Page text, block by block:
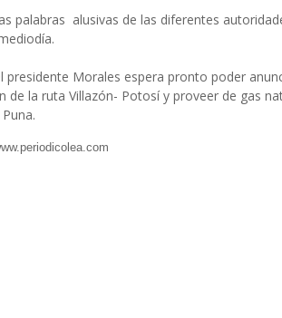
palabras alusivas de las diferentes
presidente Morales espera pronto poder
de la ruta Villazón- Potosí y proveer de gas